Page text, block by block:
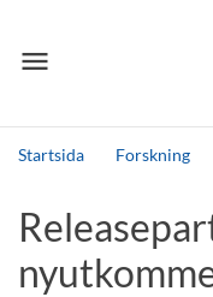
menu
Meny
Startsida Forskning
Andra söktjänster
Detta är vår